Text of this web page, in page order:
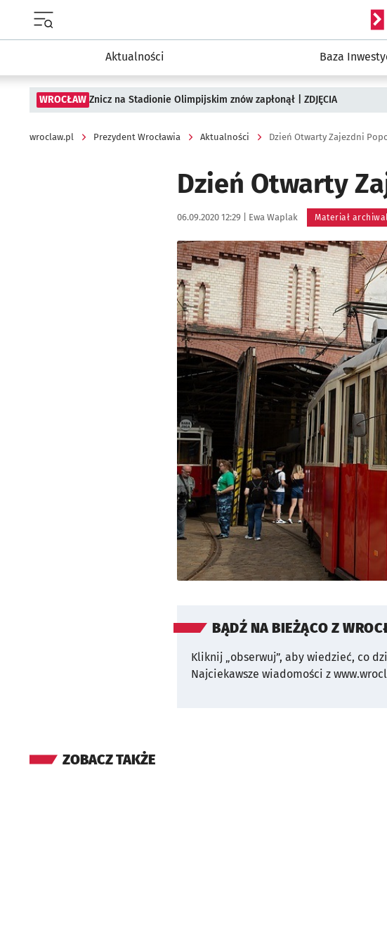
Aktualności Baza
WROCŁAW Znicz na Stadionie Olimpijskim znów zapłonął | ZDJĘCIA
wroclaw.pl Prezydent Wrocławia Aktualności Dzień Otwarty Zajezdni
Dzień Otwarty
Data publikacji:
06.09.2020 12:29 | Autor:
Ewa Waplak Materiał
Kliknij, aby powiększyć
BĄDŹ NA BIEŻĄCO Z
Kliknij „obserwuj”, aby wiedzieć, co
Najciekawsze wiadomości z
ZOBACZ TAKŻE